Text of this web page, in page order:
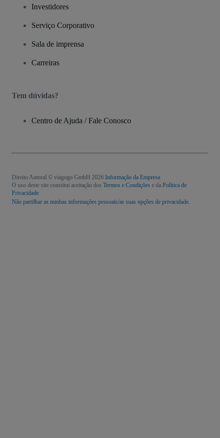
Investidores
Serviço Corporativo
Sala de imprensa
Carreiras
Tem dúvidas?
Centro de Ajuda / Fale Conosco
Direito Autoral © viagogo GmbH 2026 Informação da Empresa
O uso deste site constitui aceitação dos Termos e Condições e da Política de
Privacidade
Não partilhar as minhas informações pessoais/as suas opções de privacidade.